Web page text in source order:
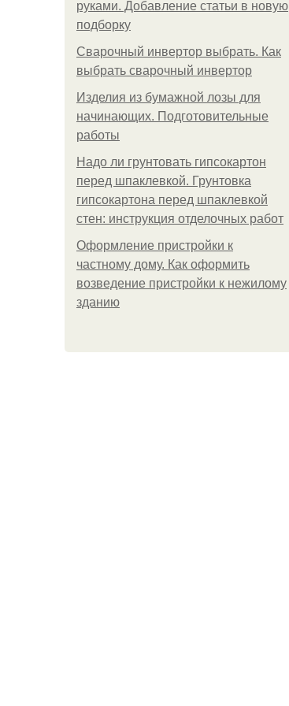
руками. Добавление статьи в новую
подборку
Сварочный инвертор выбрать. Как
выбрать сварочный инвертор
Изделия из бумажной лозы для
начинающих. Подготовительные
работы
Надо ли грунтовать гипсокартон
перед шпаклевкой. Грунтовка
гипсокартона перед шпаклевкой
стен: инструкция отделочных работ
Оформление пристройки к
частному дому. Как оформить
возведение пристройки к нежилому
зданию